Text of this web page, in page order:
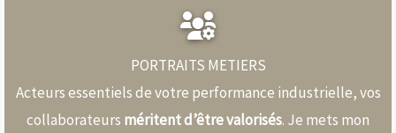
PORTRAITS METIERS
Acteurs essentiels de votre performance industrielle, vos
collaborateurs méritent d’être valorisés. Je mets mon